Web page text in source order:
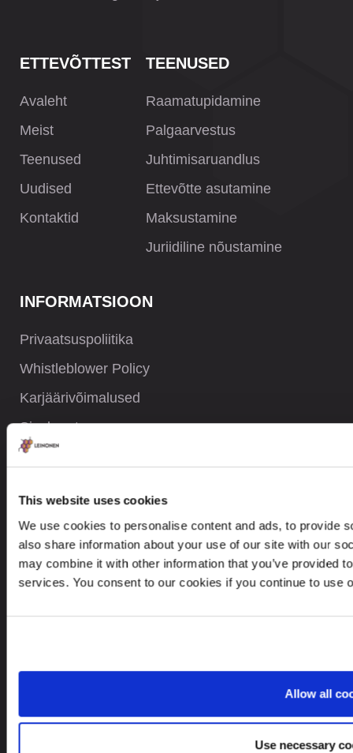
This website uses cookies
We use cookies to personalise content and ads, to provide
also share information about your use of our site with our
may combine it with other information that you’ve provided
services. You consent to our cookies if you continue to use
Allow all
Use necessary
ETTEVÕTTEST
Avaleht
Meist
Teenused
Uudised
Kontaktid
TEENUSED
Raamatupidamine
Palgaarvestus
Juhtimisaruandlus
Ettevõtte asutamine
Maksustamine
Juriidiline nõustamine
INFORMATSIOON
Privaatsuspoliitika
Whistleblower Policy
Karjäärivõimalused
Sisukaart
KONTAKTID
+372 61 17 700
contact@leinonen.ee
dataprotection@leinonen.eu